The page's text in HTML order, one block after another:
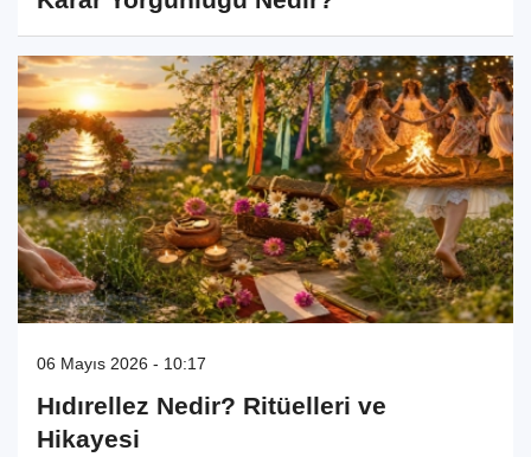
06 Mayıs 2026 - 10:17
Hıdırellez Nedir? Ritüelleri ve
Hikayesi